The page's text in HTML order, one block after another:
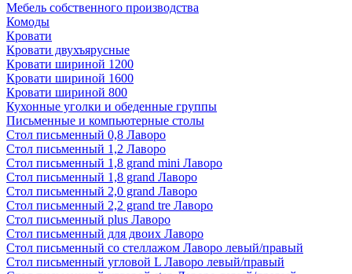
Мебель собственного производства
Комоды
Кровати
Кровати двухъярусные
Кровати шириной 1200
Кровати шириной 1600
Кровати шириной 800
Кухонные уголки и обеденные группы
Письменные и компьютерные столы
Стол письменный 0,8 Лаворо
Стол письменный 1,2 Лаворо
Стол письменный 1,8 grand mini Лаворо
Стол письменный 1,8 grand Лаворо
Стол письменный 2,0 grand Лаворо
Стол письменный 2,2 grand tre Лаворо
Стол письменный plus Лаворо
Стол письменный для двоих Лаворо
Стол письменный со стеллажом Лаворо левый/правый
Стол письменный угловой L Лаворо левый/правый